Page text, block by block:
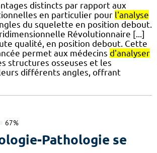
distincts par rapport aux
en particulier pour l'analyse
du squelette en position debout.
Révolutionnaire [...]
qualité, en position debout. Cette
permet aux médecins d'analyser
structures osseuses et les
différents angles, offrant
67%
Pathologie se